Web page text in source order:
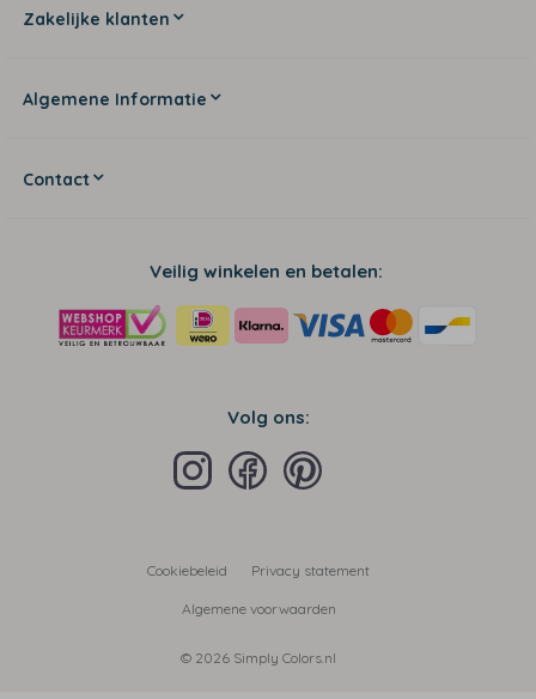
Zakelijke klanten
Algemene Informatie
Contact
Veilig winkelen en betalen:
Volg ons:
Cookiebeleid Privacy statement
Algemene voorwaarden
© 2026 Simply Colors.nl